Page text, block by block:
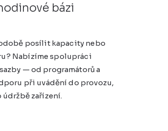
bázi
posílit kapacity nebo
Nabízíme spolupráci
— od programátorů a
při uvádění do provozu,
zařízení.